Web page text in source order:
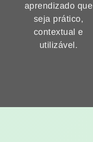
aprendizado que
seja prático,
contextual e
utilizável.